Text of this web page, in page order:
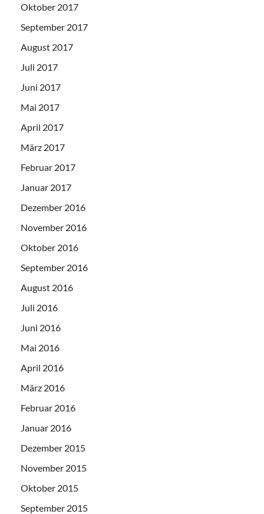
Oktober 2017
September 2017
August 2017
Juli 2017
Juni 2017
Mai 2017
April 2017
März 2017
Februar 2017
Januar 2017
Dezember 2016
November 2016
Oktober 2016
September 2016
August 2016
Juli 2016
Juni 2016
Mai 2016
April 2016
März 2016
Februar 2016
Januar 2016
Dezember 2015
November 2015
Oktober 2015
September 2015